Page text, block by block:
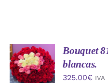
AÑADIR
AL
CARRITO
/
Bouquet
blancas.
325.00€ IVA